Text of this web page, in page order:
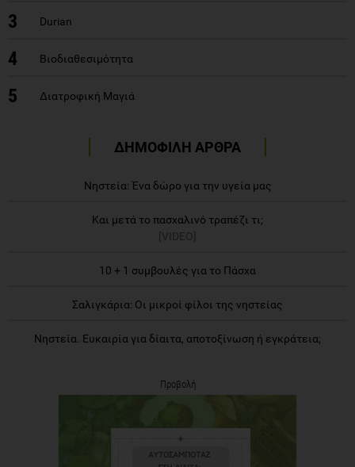
3 Durian
4 Βιοδιαθεσιμότητα
5 Διατροφική Μαγιά
ΔΗΜΟΦΙΛΗ ΑΡΘΡΑ
Νηστεία: Ένα δώρο για την υγεία μας
Και μετά το πασχαλινό τραπέζι τι;
[VIDEO]
10 + 1 συμβουλές για το Πάσχα
Σαλιγκάρια: Οι μικροί φίλοι της νηστείας
Νηστεία. Ευκαιρία για δίαιτα, αποτοξίνωση ή εγκράτεια;
Προβολή